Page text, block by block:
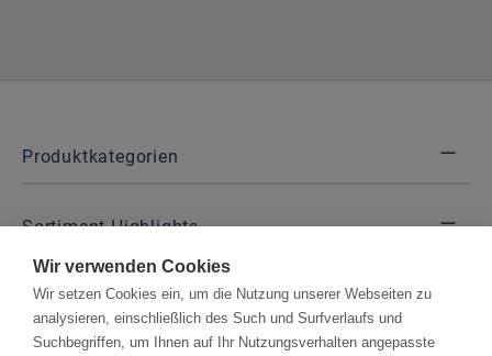
Produktkategorien
Sortiment Highlights
Kontakt
Wir verwenden Cookies
Wir setzen Cookies ein, um die Nutzung unserer Webseiten zu
analysieren, einschließlich des Such und Surfverlaufs und
Suchbegriffen, um Ihnen auf Ihr Nutzungsverhalten angepasste